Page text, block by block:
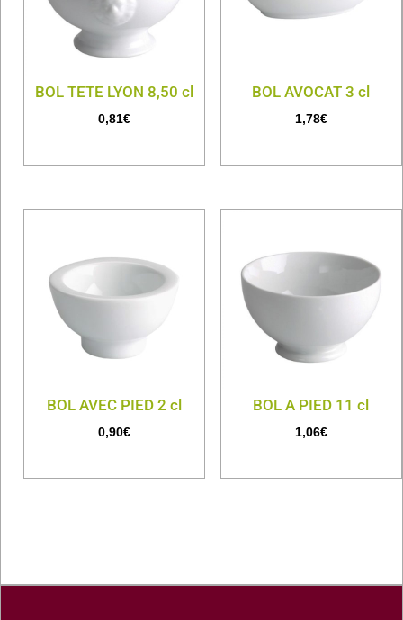
BOL TETE LYON 8,50 cl
0,81€
BOL AVOCAT 3 cl
1,78€
BOL AVEC PIED 2 cl
0,90€
BOL A PIED 11 cl
1,06€